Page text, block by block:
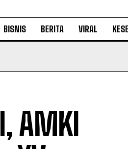
BISNIS BERITA VIRAL
AMKI